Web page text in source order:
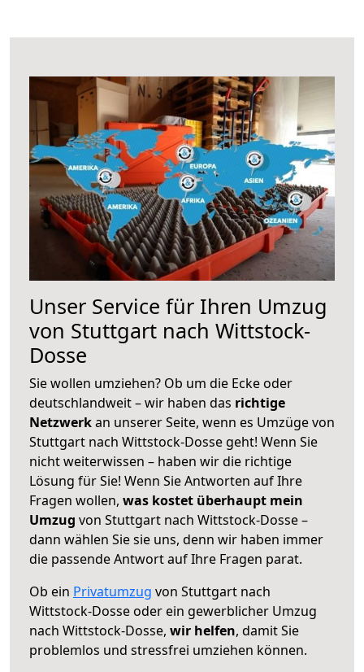
Unser Service für Ihren Umzug
von Stuttgart nach Wittstock-
Dosse
Sie wollen umziehen? Ob um die Ecke oder
deutschlandweit – wir haben das richtige
Netzwerkan unserer Seite, wenn es Umzüge von
Stuttgart nach Wittstock-Dosse geht! Wenn Sie
nicht weiterwissen – haben wir die richtige
Lösung für Sie! Wenn Sie Antworten auf Ihre
Fragen wollen, was kostet überhaupt mein
Umzug von Stuttgart nach Wittstock-Dosse –
dann wählen Sie sie uns, denn wir haben immer
die passende Antwort auf Ihre Fragen parat.
Ob ein Privatumzug von Stuttgart nach
Wittstock-Dosse oder ein gewerblicher Umzug
nach Wittstock-Dosse, wir helfen, damit Sie
problemlos und stressfrei umziehen können.